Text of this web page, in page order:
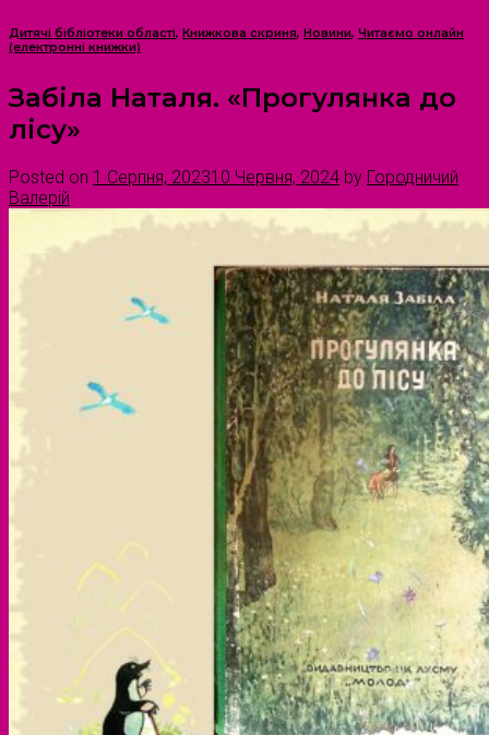
Дитячі бібліотеки області, Книжкова скриня, Новини, Читаємо онлайн
(електронні книжки)
Забіла Наталя. «Прогулянка до
лісу»
Posted on 1 Серпня, 202310 Червня, 2024 by Городничий
Валерій